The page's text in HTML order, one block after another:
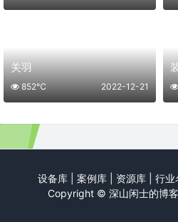
关羽
2022-12-21
852℃
设备库| 案例库| 资源库| 行业
Copyright © 深山闲士的博